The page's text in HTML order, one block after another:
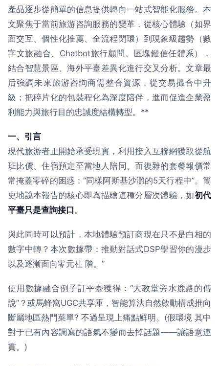
產品逐步從簡單的信息提供轉向一站式智能化服務。本
文聚焦于當前旅游咨詢服務的變革，從核心體驗（如界
面交互、個性化推薦、全流程閉環）到現象級趨勢（數
字文旅融合、Chatbot旅行顧問、區塊鏈信任體系），
結合智慧景區、海外平臺差異化進行交叉分析。文章最
后強調未來旅游咨詢商需整合資源，從交易撮合中升
級；把碎片化的包裝程化為深度陪伴，進而促進企業盈
利能力與旅行目的忠誠度結構轉型。**
一、引言
現代旅游者正開始承受現實，利用接入互聯網獲取從航
班比價、住宿預定至當地人陪同。而復雜的套餐報價常
常掩蓋零碎的困惑：“同樣阿斯基沙灘的5天行程中”。簡
史地說本報告的核心即為描繪這種分層次體驗，如初代
平臺只是查詢接口。
與此同時可以預計，本地體驗預訂商現在只不是白相的
數字中轉？本次數據帶：推動對話式DSP學習你的漫步
以及逐漸面向零元社 階。”
使用數據融合例子訂平臺獲得：“大教堂旁水鹿路的傳
說”？或馬蜂窩UGC共享庫，智能算法自然啟動構成推向
斷屬地區熱門菜單? 不過呈現上痛點鮮明。(假環境 其中
對于已有內容調寫的語氣不變而去掉話題——讓語意連
貫。)